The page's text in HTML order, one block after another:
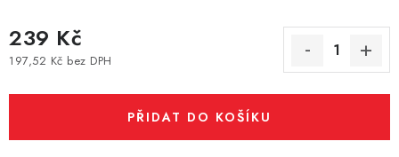
Vše o nákupu
Recenze
Kontakty
Prodejny
239 Kč
197,52 Kč bez DPH
PŘIDAT DO KOŠÍKU